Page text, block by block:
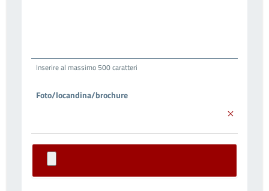
Inserire al massimo500caratteri
Foto/locandina/brochure